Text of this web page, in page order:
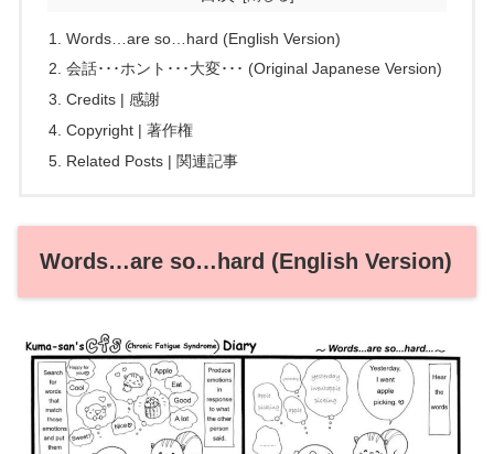
Words…are so…hard (English Version)
会話･･･ホント･･･大変･･･ (Original Japanese Version)
Credits | 感謝
Copyright | 著作権
Related Posts | 関連記事
Words…are so…hard (English Version)